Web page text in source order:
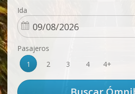
Ida
Pasajeros
1
2 3 4 4+